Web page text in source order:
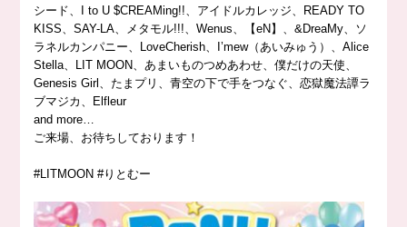
シード、I to U $CREAMing!!、アイドルカレッジ、READY TO
KISS、SAY-LA、メタモル!!!、Wenus、【eN 】、&DreaMy、ソ
ラネルカンパニー、LoveCherish、
I’mew（あいみゅう）、Alice
Stella、LIT MOON、あまいものつめあわせ、僕だけの天使、
Genesis Girl、たまプリ、青空の下で手をつなぐ、恋獄魔法譚ラ
ブマジカ、Elfleur
and more…
ご来場、お待ちしております！
#LITMOON #りとむー